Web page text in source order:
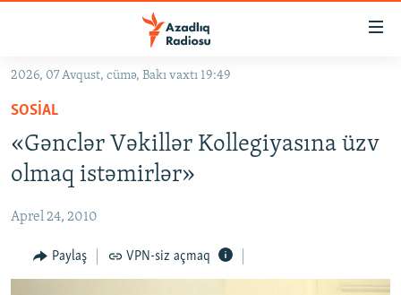
Əsas
qayıt
Əsas
naviqasiyaya
qayıt
Axtarışa
keç
GÜNDƏM
KORRUPSIOMETR
#ƏSLINDƏ
FƏRQƏ BAX
QANUNI DOĞRU
2026, 07 Avqust, cümə, Bakı vaxtı 19:49
SOSIAL
«Gənclər Vəkillər Kollegiyasına üzv
olmaq istəmirlər»
Aprel 24, 2010
Paylaş VPN-siz açmaq